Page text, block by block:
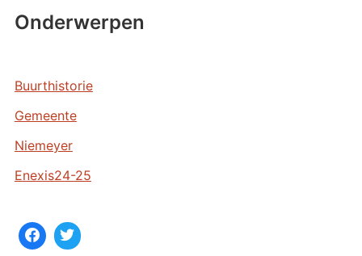
c
e
e
n
Onderwerpen
Buurthistorie
Gemeente
Niemeyer
Enexis24-25